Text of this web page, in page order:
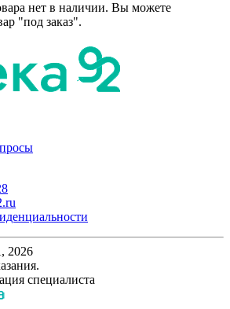
нет в наличии. Вы можете
"под заказ".
специалиста